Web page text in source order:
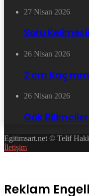
27 Nisan 2026
Soru
26 Nisan 2026
2 cm Kaç
26 Nisan 2026
Gök Bilimciler
Egitimsart.net © Telif
İletişim
Kapalı
Reklam